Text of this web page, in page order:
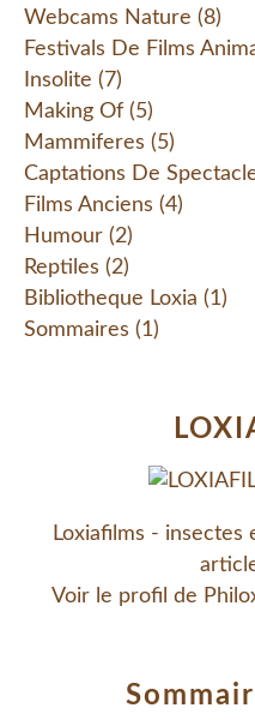
Webcams Nature (8)
Festivals De Films
Insolite (7)
Making Of (5)
Mammiferes (5)
Captations De
Films Anciens (4)
Humour (2)
Reptiles (2)
Bibliotheque Loxia (1)
Sommaires (1)
Loxiafilms -
Voir le profil de